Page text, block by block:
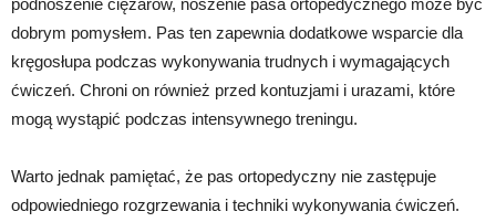
dobrym pomysłem. Pas ten zapewnia dodatkowe wsparcie dla
kręgosłupa podczas wykonywania trudnych i wymagających
ćwiczeń. Chroni on również przed kontuzjami i urazami, które
mogą wystąpić podczas intensywnego treningu.
Warto jednak pamiętać, że pas ortopedyczny nie zastępuje
odpowiedniego rozgrzewania i techniki wykonywania ćwiczeń.